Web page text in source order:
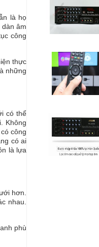
là họ
âm
công
thực
những
có thể
Không
công
có ai
là lựa
hơn.
nhau.
phù